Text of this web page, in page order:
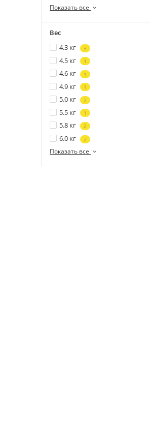
Показать все
Вес
4.3 кг
3
4.5 кг 1
4.6 кг 1
4.9 кг 1
5.0 кг 2
5.5 кг 1
5.8 кг 2
6.0 кг 2
Показать все